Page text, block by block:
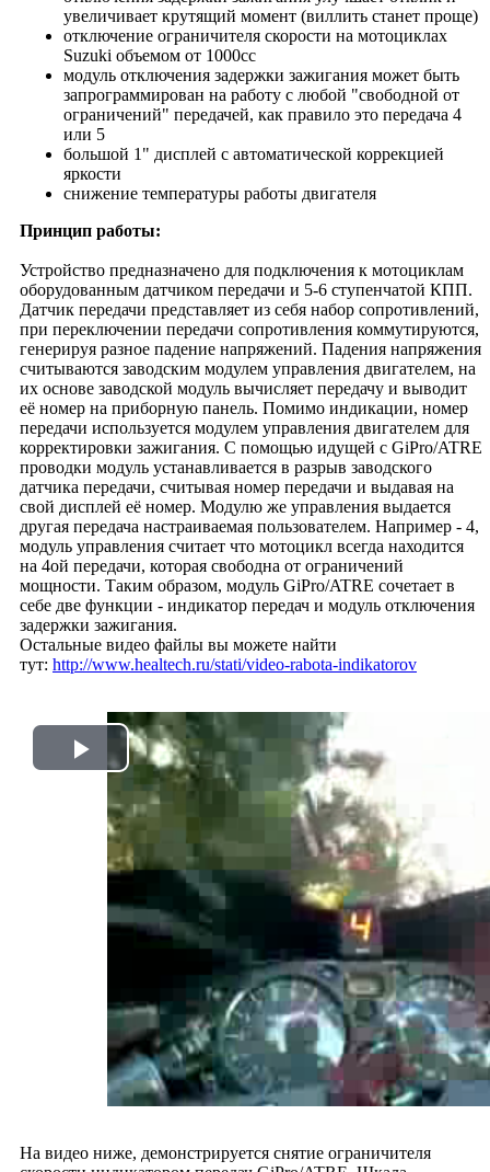
увеличивает крутящий момент (виллить станет проще)
отключение ограничителя скорости на мотоциклах
Suzuki объемом от 1000cc
модуль отключения задержки зажигания может быть
запрограммирован на работу с любой "свободной от
ограничений" передачей, как правило это передача 4
или 5
большой 1" дисплей с автоматической коррекцией
яркости
снижение температуры работы двигателя
Принцип работы:
Устройство предназначено для подключения к мотоциклам
оборудованным датчиком передачи и 5-6 ступенчатой КПП.
Датчик передачи представляет из себя набор сопротивлений,
при переключении передачи сопротивления коммутируются,
генерируя разное падение напряжений. Падения напряжения
считываются заводским модулем управления двигателем, на
их основе заводской модуль вычисляет передачу и выводит
её номер на приборную панель. Помимо индикации, номер
передачи используется модулем управления двигателем для
корректировки зажигания. С помощью идущей с GiPro/ATRE
проводки модуль устанавливается в разрыв заводского
датчика передачи, считывая номер передачи и выдавая на
свой дисплей её номер. Модулю же управления выдается
другая передача настраиваемая пользователем. Например - 4,
модуль управления считает что мотоцикл всегда находится
на 4ой передачи, которая свободна от ограничений
мощности. Таким образом, модуль GiPro/ATRE сочетает в
себе две функции - индикатор передач и модуль отключения
задержки зажигания.
Остальные видео файлы вы можете найти
тут: http://www.healtech.ru/stati/video-rabota-indikatorov
Play
Video
На видео ниже, демонстрируется снятие ограничителя